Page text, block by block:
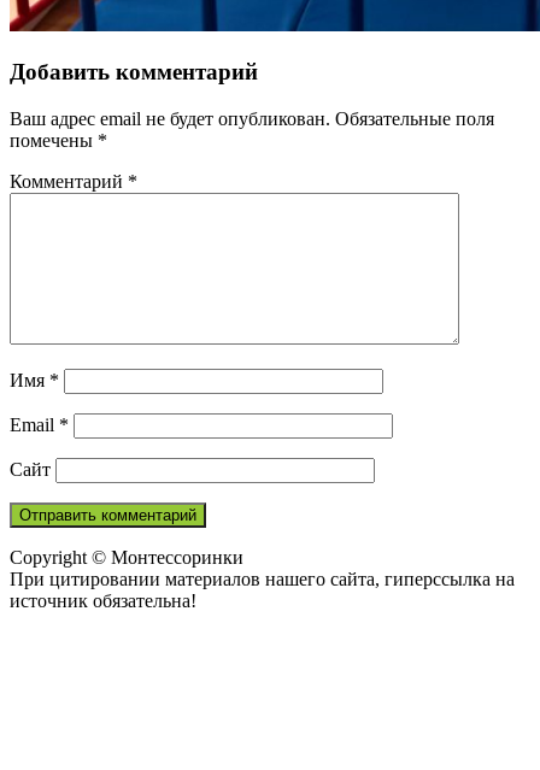
Добавить комментарий
Ваш адрес email не будет опубликован. Обязательные поля
помечены *
Комментарий *
Имя *
Email *
Сайт
Copyright © Монтессоринки
При цитировании материалов нашего сайта, гиперссылка на
источник обязательна!